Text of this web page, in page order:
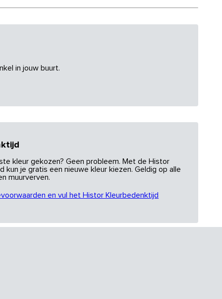
in jouw buurt.
kleur gekozen? Geen probleem. Met de Histor
kun je gratis een nieuwe kleur kiezen. Geldig op alle
muurverven.
en vul het Histor Kleurbedenktijd